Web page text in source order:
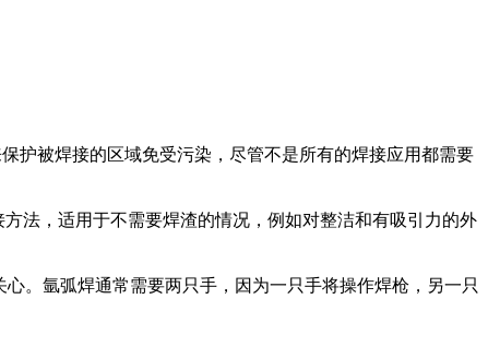
被焊接的区域免受污染，尽管不是所有的焊接应用都需要
法，适用于不需要焊渣的情况，例如对整洁和有吸引力的外
。氩弧焊通常需要两只手，因为一只手将操作焊枪，另一只